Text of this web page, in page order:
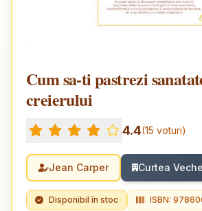
Cum sa-ti pastrezi
creierului
4.4(15 voturi)
Jean Carper Curtea
Disponibil în stoc ISBN: